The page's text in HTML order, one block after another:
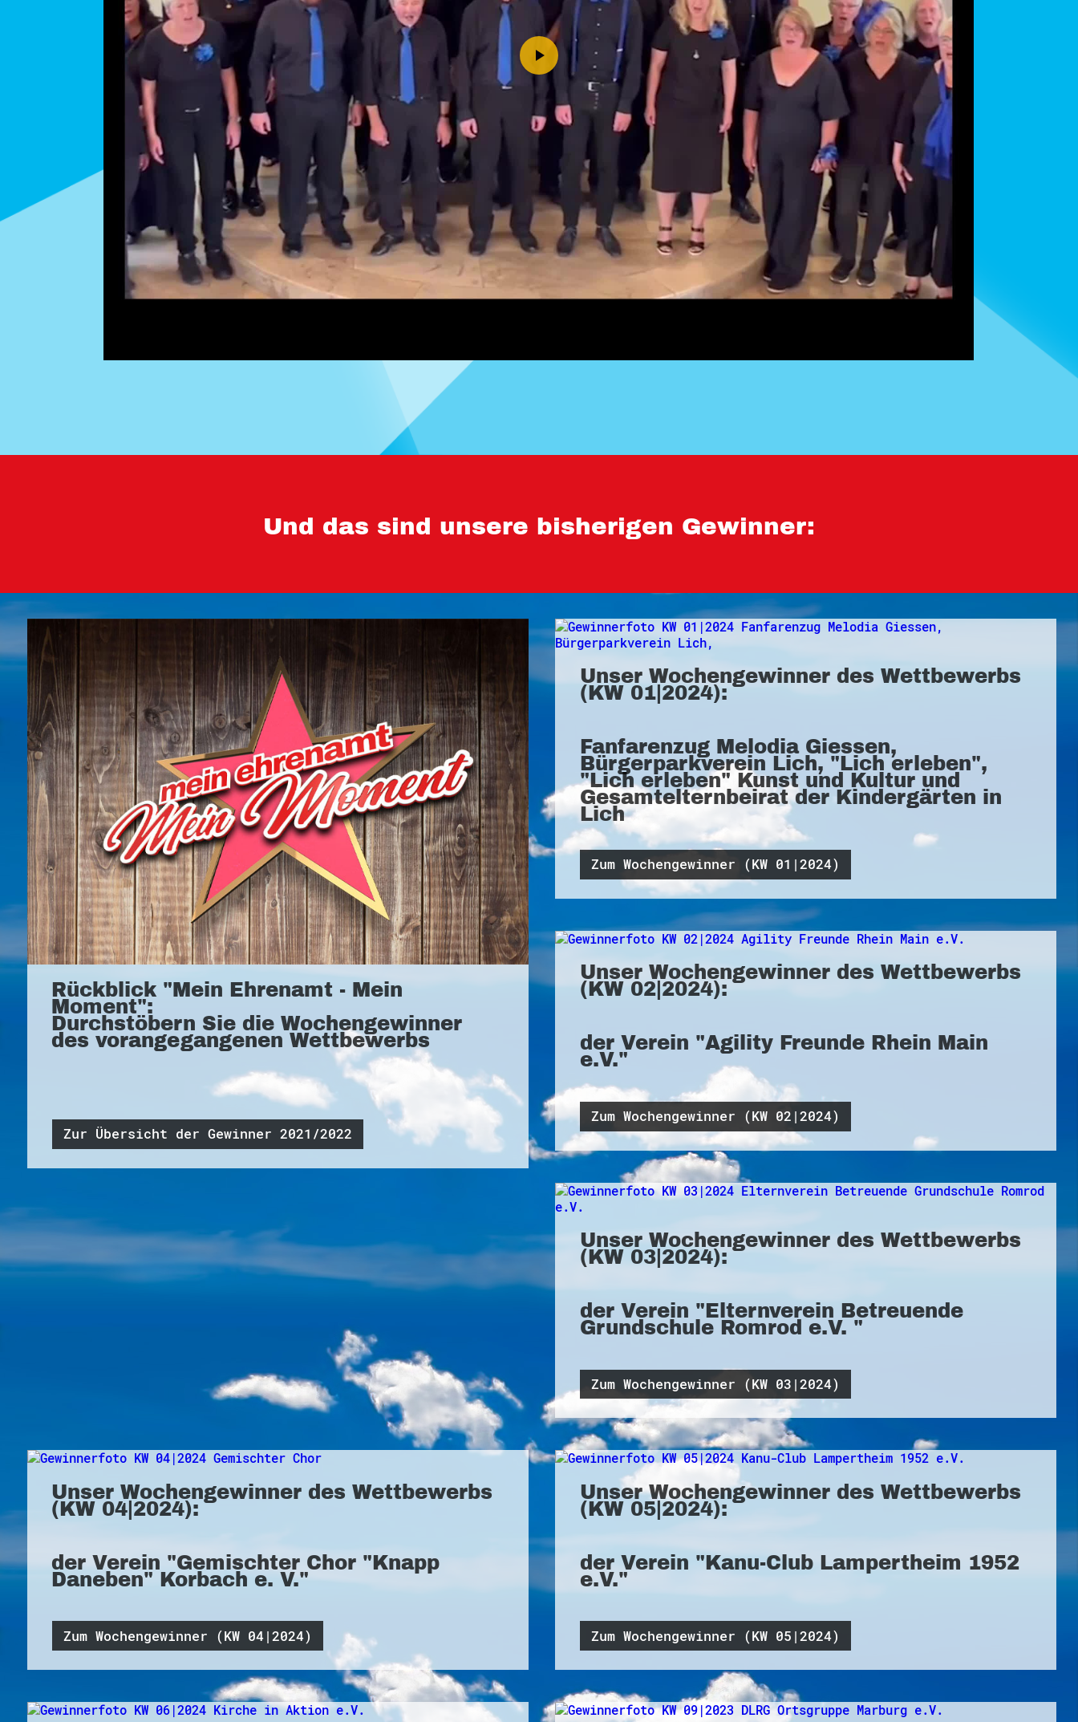
Und das sind unsere bisherigen Gewinner:
Rückblick "Mein Ehrenamt - Mein
Moment":
Durchstöbern Sie die Wochengewinner
des vorangegangenen Wettbewerbs
Zur Übersicht der Gewinner 2021/2022
Unser Wochengewinner des Wettbewerbs
(KW 01|2024):
Fanfarenzug Melodia Giessen,
Bürgerparkverein Lich, "Lich erleben",
"Lich erleben" Kunst und Kultur und
Gesamtelternbeirat der Kindergärten in
Lich
Zum Wochengewinner (KW 01|2024)
Unser Wochengewinner des Wettbewerbs
(KW 02|2024):
der Verein "Agility Freunde Rhein Main
e.V."
Zum Wochengewinner (KW 02|2024)
Unser Wochengewinner des Wettbewerbs
(KW 03|2024):
der Verein "Elternverein Betreuende
Grundschule Romrod e.V. "
Zum Wochengewinner (KW 03|2024)
Unser Wochengewinner des Wettbewerbs
(KW 04|2024):
der Verein "Gemischter Chor "Knapp
Daneben" Korbach e. V."
Zum Wochengewinner (KW 04|2024)
Unser Wochengewinner des Wettbewerbs
(KW 05|2024):
der Verein "Kanu-Club Lampertheim 1952
e.V."
Zum Wochengewinner (KW 05|2024)